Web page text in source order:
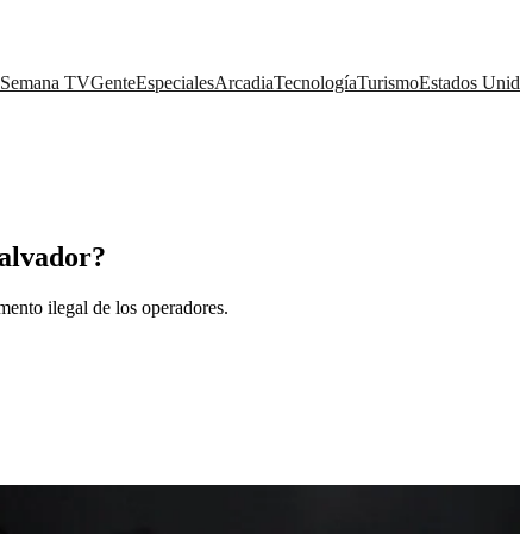
Semana TVGenteEspecialesArcadiaTecnologíaTurismoEstados
ilegal de los operadores.